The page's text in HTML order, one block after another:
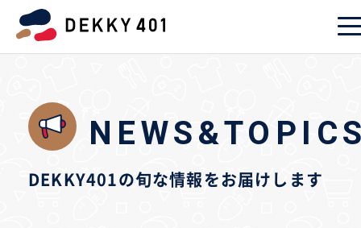
DEKKY401の旬な情報をお届けします